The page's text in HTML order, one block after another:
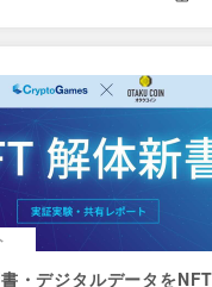
・デジタルデータを